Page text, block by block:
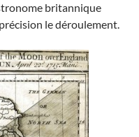
britannique
le déroulement.